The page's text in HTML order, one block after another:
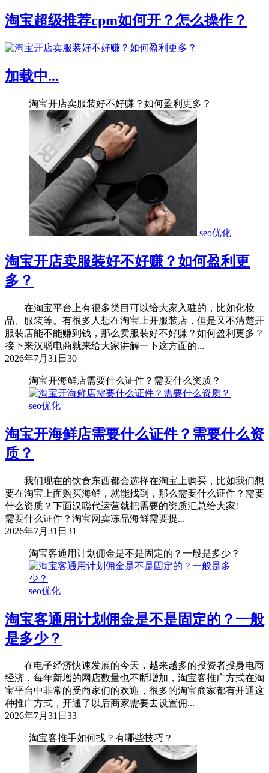
淘宝超级推荐cpm如何开？怎么操作？
加载中...
淘宝开店卖服装好不好赚？如何盈利更多？
seo优化
淘宝开店卖服装好不好赚？如何盈利更
多？
在淘宝平台上有很多类目可以给大家入驻的，比如化妆
品、服装等。有很多人想在淘宝上开服装店，但是又不清楚开
服装店能不能赚到钱，那么卖服装好不好赚？如何盈利更多？
接下来汉聪电商就来给大家讲解一下这方面的...
2026年7月31日 30
淘宝开海鲜店需要什么证件？需要什么资质？
seo优化
淘宝开海鲜店需要什么证件？需要什么资
质？
我们现在的饮食东西都会选择在淘宝上购买，比如我们想
要在淘宝上面购买海鲜，就能找到，那么需要什么证件？需要
什么资质？下面汉聪代运营就把需要的资质汇总给大家!
需要什么证件？淘宝网卖冻品海鲜需要提...
2026年7月31日 31
淘宝客通用计划佣金是不是固定的？一般是多少？
seo优化
淘宝客通用计划佣金是不是固定的？一般
是多少？
在电子经济快速发展的今天，越来越多的投资者投身电商
经济，每年新增的网店数量也不断增加，淘宝客推广方式在淘
宝平台中非常的受商家们的欢迎，很多的淘宝商家都有开通这
种推广方式，开通了以后商家需要去设置佣...
2026年7月31日 33
淘宝客推手如何找？有哪些技巧？